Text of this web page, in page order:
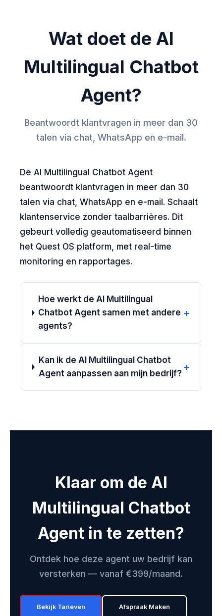
Wat doet de AI
Multilingual Chatbot
Agent?
Beantwoordt klantvragen in meer dan 30
talen via chat, WhatsApp en e-mail.
De AI Multilingual Chatbot Agent
beantwoordt klantvragen in meer dan 30
talen via chat, WhatsApp en e-mail. Schaalt
klantenservice zonder taalbarrières. Dit
gebeurt volledig geautomatiseerd binnen
het Quest OS platform, met real-time
monitoring en rapportages.
Hoe werkt de AI Multilingual
Chatbot Agent samen met andere
agents?
+
Kan ik de AI Multilingual Chatbot
Agent aanpassen aan mijn bedrijf?
+
Klaar om de AI
Multilingual Chatbot
Agent in te zetten?
Ontdek hoe deze agent uw bedrijf kan
versterken — vanaf €399/maand.
Bekijk Tarieven Afspraak Maken